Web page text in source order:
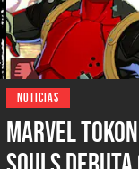
NOTICIAS
Marvel